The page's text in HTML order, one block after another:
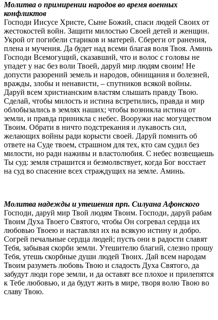
Молитва о примирении народов во время военных
конфликтов
Господи Иисусе Христе, Сыне Божий, спаси людей Своих от
жестокостей войн. Защити милостью Своей детей и женщин.
Укрой от погибели стариков и матерей. Сбереги от ранения,
плена и мучения. Да будет над всеми благая воля Твоя. Аминь
Господи Всемогущий, сказавший, что и волос с головы не
упадет у нас без воли Твоей, даруй мир людям своим! Не
допусти разорений земель и народов, обнищания и болезней,
вражды, злобы и ненависти, – спутников всякой войны.
Даруй всем христианским властям слышать правду Твою.
Сделай, чтобы милость и истина встретились, правда и мир
облобызались в землях наших; чтобы возникла истина от
земли, и правда приникла с небес. Вооружи нас могуществом
Твоим. Обрати в ничто подстрекания и лукавость сил,
желающих войны ради корысти своей. Даруй помнить об
ответе на Суде твоем, страшном для тех, кто сам судил без
милости, но ради наживы и властолюбия. С небес возвещаешь
Ты суд: земля страшится и безмолвствует, когда Бог восстает
на суд во спасение всех страждущих на земле. Аминь.
Молитва надежды и утешения прп. Силуана Афонского
Господи, даруй мир Твой людям Твоим. Господи, даруй рабам
Твоим Духа Твоего Святого, чтобы Он согревал сердца их
любовью Твоею и наставлял их на всякую истину и добро.
Согрей печальные сердца людей; пусть они в радости славят
Тебя, забывая скорби земли. Утешителю благий, слезно прошу
Тебя, утешь скорбные души людей Твоих. Дай всем народам
Твоим разуметь любовь Твою и сладость Духа Святого, да
забудут люди горе земли, и да оставят все плохое и прилепятся
к Тебе любовью, и да будут жить в мире, творя волю Твою во
славу Твою.